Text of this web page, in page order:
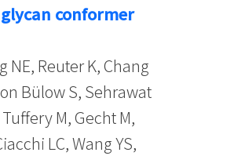
conformer
NE, Reuter K, Chang
Bülow S, Sehrawat
M, Gecht M,
LC, Wang YS,